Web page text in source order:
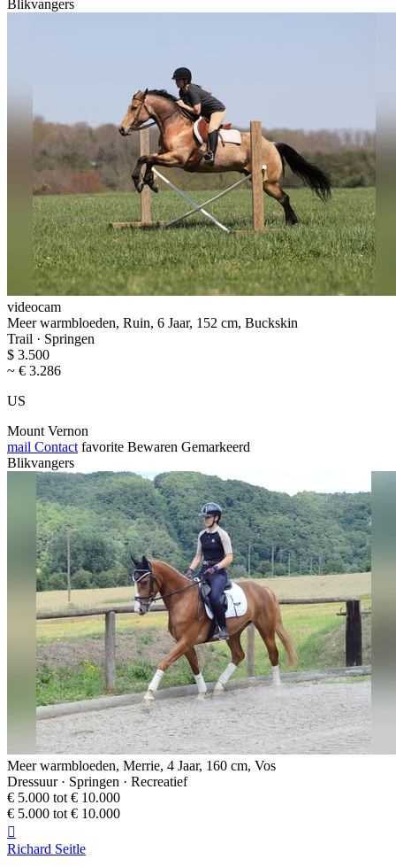
Blikvangers
videocam
Meer warmbloeden, Ruin, 6 Jaar, 152 cm, Buckskin
Trail · Springen
$ 3.500
~ € 3.286
US
Mount Vernon
mail Contact favorite Bewaren Gemarkeerd
Blikvangers
Meer warmbloeden, Merrie, 4 Jaar, 160 cm, Vos
Dressuur · Springen · Recreatief
€ 5.000 tot € 10.000
€ 5.000 tot € 10.000

Richard Seitle